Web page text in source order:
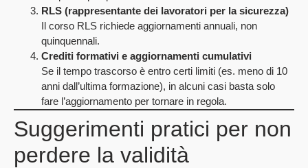
RLS (rappresentante dei lavoratori per la sicurezza)
Il corso RLS richiede aggiornamenti annuali, non
quinquennali.
Crediti formativi e aggiornamenti cumulativi
Se il tempo trascorso è entro certi limiti (es. meno di 10
anni dall’ultima formazione), in alcuni casi basta solo
fare l’aggiornamento per tornare in regola.
Suggerimenti pratici per non
perdere la validità